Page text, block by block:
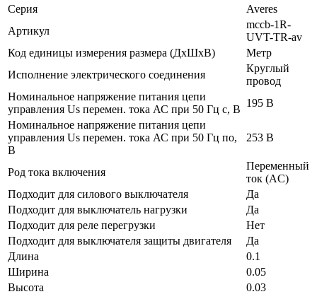
Серия
Averes
Артикул
mccb-1R-
UVT-TR-av
Код единицы измерения размера (ДхШхВ)
Метр
Исполнение электрического соединения
Круглый
провод
Номинальное напряжение питания цепи
управления Us перемен. тока АС при 50 Гц с, В
195 В
Номинальное напряжение питания цепи
управления Us перемен. тока АС при 50 Гц по,
В
253 В
Род тока включения
Переменный
ток (AC)
Подходит для силового выключателя
Да
Подходит для выключатель нагрузки
Да
Подходит для реле перегрузки
Нет
Подходит для выключателя защиты двигателя
Да
Длина
0.1
Ширина
0.05
Высота
0.03